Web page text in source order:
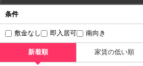
条件
敷金なし 即入居可 南向き
新着順 家賃の低い順